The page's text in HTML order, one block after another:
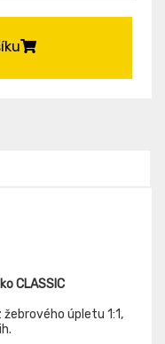
CLASSIC
úpletu 1:1,